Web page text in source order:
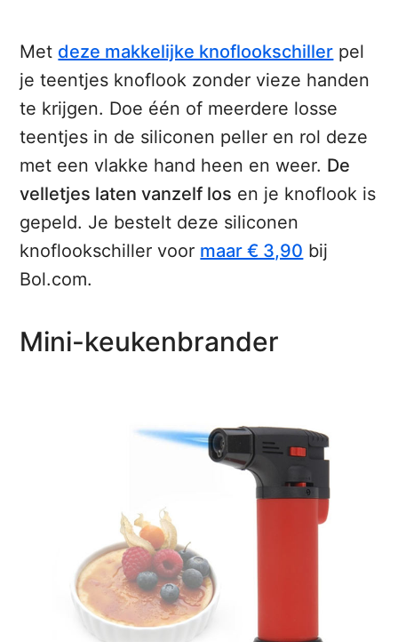
Met deze makkelijke knoflookschiller pel
je teentjes knoflook zonder vieze handen
te krijgen. Doe één of meerdere losse
teentjes in de siliconen peller en rol deze
met een vlakke hand heen en weer. De
velletjes laten vanzelf los en je knoflook is
gepeld. Je bestelt deze siliconen
knoflookschiller voor maar € 3,90 bij
Bol.com.
Mini-keukenbrander